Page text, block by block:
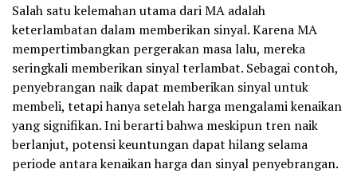
Salah satu kelemahan utama dari MA adalah
keterlambatan dalam memberikan sinyal. Karena MA
mempertimbangkan pergerakan masa lalu, mereka
seringkali memberikan sinyal terlambat. Sebagai contoh,
penyebrangan naik dapat memberikan sinyal untuk
membeli, tetapi hanya setelah harga mengalami kenaikan
yang signifikan. Ini berarti bahwa meskipun tren naik
berlanjut, potensi keuntungan dapat hilang selama
periode antara kenaikan harga dan sinyal penyebrangan.